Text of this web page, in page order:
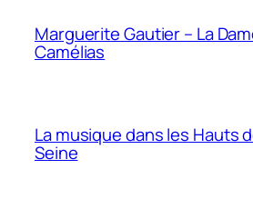
Marguerite Gautier – La
Camélias
La musique dans les Hauts
Seine